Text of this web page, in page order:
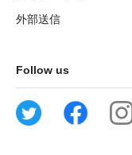
外部送信
Follow us